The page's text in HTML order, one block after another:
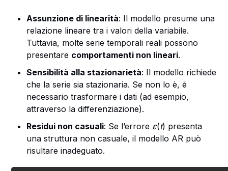
Assunzione di linearità: Il modello presume una
relazione lineare tra i valori della variabile.
Tuttavia, molte serie temporali reali possono
presentare comportamenti non lineari.
Sensibilità alla stazionarietà: Il modello richiede
che la serie sia stazionaria. Se non lo è, è
necessario trasformare i dati (ad esempio,
attraverso la differenziazione).
Residui non casuali: Se l’errore ε(t) presenta
una struttura non casuale, il modello AR può
risultare inadeguato.